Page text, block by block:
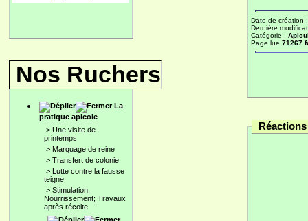
Nos Ruchers
La
pratique apicole
> Une visite de
printemps
> Marquage de reine
> Transfert de colonie
> Lutte contre la fausse
teigne
> Stimulation,
Nourrissement; Travaux
après récolte
Date de création
Dernière
Catégorie :
Page lue 71267